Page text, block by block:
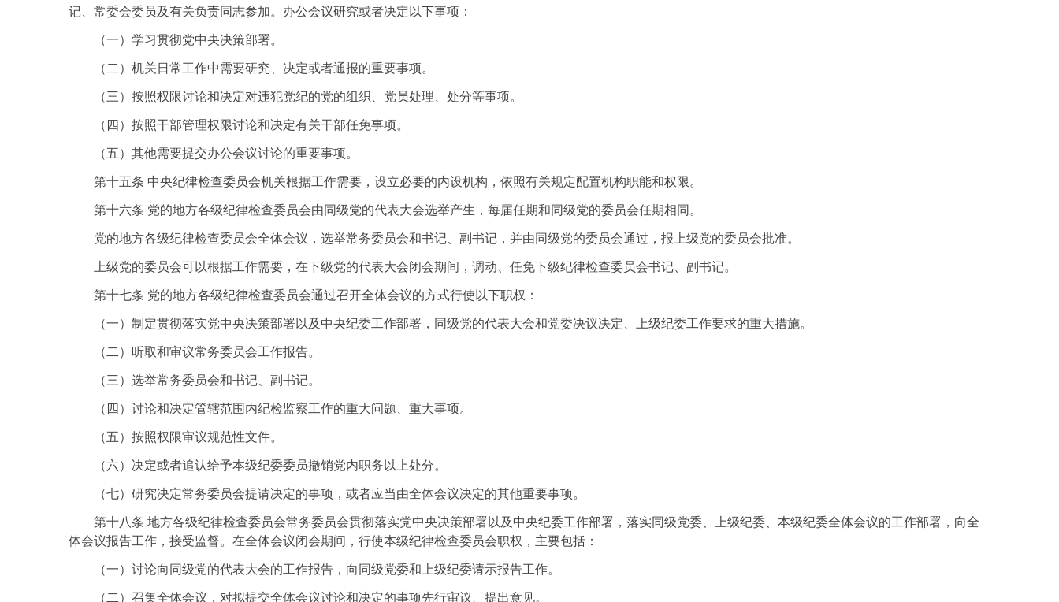
记、常委会委员及有关负责同志参加。办公会议研究或者决定以下事项：
（一）学习贯彻党中央决策部署。
（二）机关日常工作中需要研究、决定或者通报的重要事项。
（三）按照权限讨论和决定对违犯党纪的党的组织、党员处理、处分等事项。
（四）按照干部管理权限讨论和决定有关干部任免事项。
（五）其他需要提交办公会议讨论的重要事项。
第十五条 中央纪律检查委员会机关根据工作需要，设立必要的内设机构，依照有关规定配置机构职能和权限。
第十六条 党的地方各级纪律检查委员会由同级党的代表大会选举产生，每届任期和同级党的委员会任期相同。
党的地方各级纪律检查委员会全体会议，选举常务委员会和书记、副书记，并由同级党的委员会通过，报上级党的委员会批准。
上级党的委员会可以根据工作需要，在下级党的代表大会闭会期间，调动、任免下级纪律检查委员会书记、副书记。
第十七条 党的地方各级纪律检查委员会通过召开全体会议的方式行使以下职权：
（一）制定贯彻落实党中央决策部署以及中央纪委工作部署，同级党的代表大会和党委决议决定、上级纪委工作要求的重大措施。
（二）听取和审议常务委员会工作报告。
（三）选举常务委员会和书记、副书记。
（四）讨论和决定管辖范围内纪检监察工作的重大问题、重大事项。
（五）按照权限审议规范性文件。
（六）决定或者追认给予本级纪委委员撤销党内职务以上处分。
（七）研究决定常务委员会提请决定的事项，或者应当由全体会议决定的其他重要事项。
第十八条 地方各级纪律检查委员会常务委员会贯彻落实党中央决策部署以及中央纪委工作部署，落实同级党委、上级纪委、本级纪委全体会议的工作部署，向全
体会议报告工作，接受监督。在全体会议闭会期间，行使本级纪律检查委员会职权，主要包括：
（一）讨论向同级党的代表大会的工作报告，向同级党委和上级纪委请示报告工作。
（二）召集全体会议，对拟提交全体会议讨论和决定的事项先行审议、提出意见。